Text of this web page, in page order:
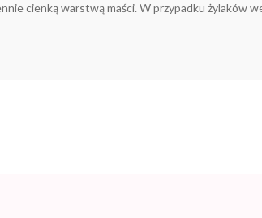
cienką warstwą maści. W przypadku